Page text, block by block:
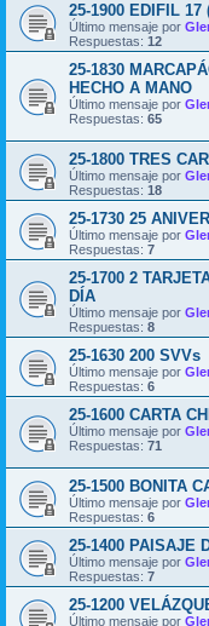
25-1900 EDIFIL 17
Último mensaje por
Respuestas: 12
25-1830
HECHO A MANO
Último mensaje por
Respuestas: 65
25-1800 TRES
Último mensaje por
Respuestas: 18
25-1730 25
Último mensaje por
Respuestas: 7
25-1700 2
DÍA
Último mensaje por
Respuestas: 8
25-1630 200 SVVs
Último mensaje por
Respuestas: 6
25-1600 CARTA
Último mensaje por
Respuestas: 71
25-1500 BONITA
Último mensaje por
Respuestas: 6
25-1400 PAISAJE
Último mensaje por
Respuestas: 7
25-1200
Último mensaje por